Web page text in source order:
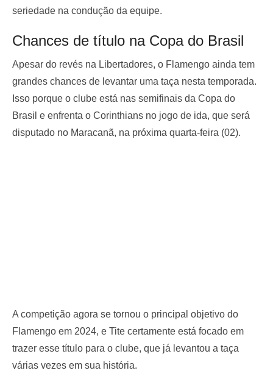
seriedade na condução da equipe.
Chances de título na Copa do Brasil
Apesar do revés na Libertadores, o Flamengo ainda tem
grandes chances de levantar uma taça nesta temporada.
Isso porque o clube está nas semifinais da Copa do
Brasil e enfrenta o Corinthians no jogo de ida, que será
disputado no Maracanã, na próxima quarta-feira (02).
A competição agora se tornou o principal objetivo do
Flamengo em 2024, e Tite certamente está focado em
trazer esse título para o clube, que já levantou a taça
várias vezes em sua história.